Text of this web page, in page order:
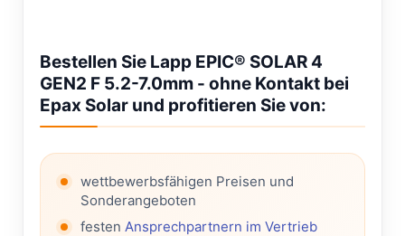
Bestellen Sie Lapp EPIC® SOLAR 4
GEN2 F 5.2-7.0mm - ohne Kontakt bei
Epax Solar und profitieren Sie von:
wettbewerbsfähigen Preisen und
Sonderangeboten
festen Ansprechpartnern im Vertrieb